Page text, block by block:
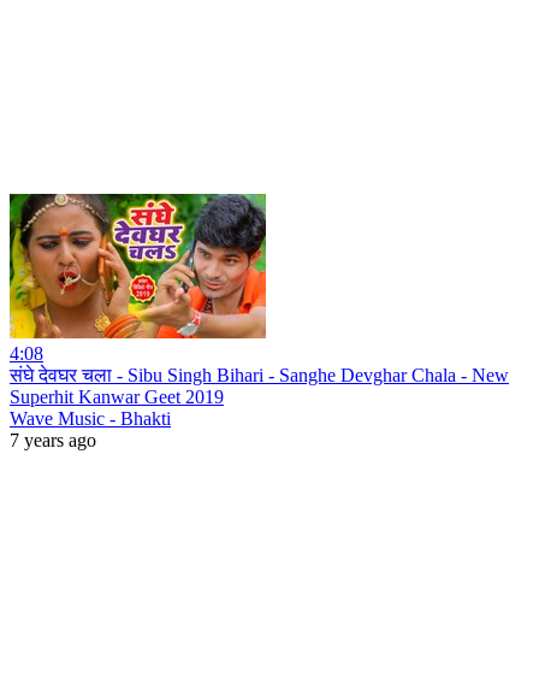
4:08
संघे देवघर चला - Sibu Singh Bihari - Sanghe Devghar Chala - New
Superhit Kanwar Geet 2019
Wave Music - Bhakti
7 years ago